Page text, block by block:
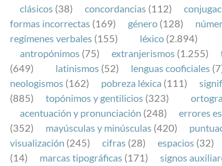
FundéuRAE es una fundación patrocinada por la
y la Real Academia Española, cuyo objetivo es
el buen uso del español en los medios de
Internet.
clásicos (38) concordancias (112)
formas incorrectas (169) género (128)
regímenes verbales (155) léxico (2.894)
antropónimos (75) extranjerismos (1.255)
(649)
latinismos (52) lenguas cooficiales
neologismos (162) pobreza léxica (111)
(885)
topónimos y gentilicios (323)
acentuación y pronunciación (248)
errores
(352)
mayúsculas y minúsculas (420)
visualización (245) cifras (28) espacios (32)
(14)
marcas tipográficas (171)
signos